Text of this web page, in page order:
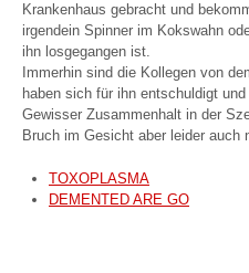
Krankenhaus gebracht und
irgendein Spinner im Kokswahn
ihn losgegangen ist.
Immerhin sind die Kollegen von
haben sich für ihn entschuldigt
Gewisser Zusammenhalt in der
Bruch im Gesicht aber leider auch
TOXOPLASMA
DEMENTED ARE GO